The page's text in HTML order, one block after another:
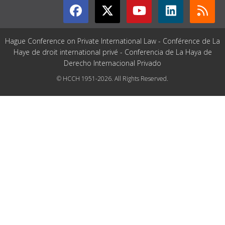
Hague Conference on Private International Law - Conférence de La
Haye de droit international privé - Conferencia de La Haya de
Derecho Internacional Privado
© HCCH 1951-2026. All Rights Reserved.